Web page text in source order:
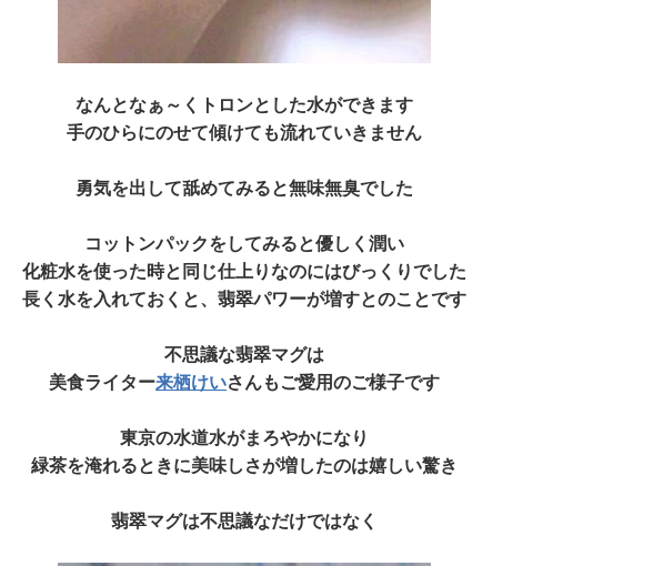
なんとなぁ～くトロンとした水ができます
手のひらにのせて傾けても流れていきません
勇気を出して舐めてみると無味無臭でした
コットンパックをしてみると優しく潤い
化粧水を使った時と同じ仕上りなのにはびっくりでした
長く水を入れておくと、翡翠パワーが増すとのことです
不思議な翡翠マグは
美食ライター来栖けいさんもご愛用のご様子です
東京の水道水がまろやかになり
緑茶を淹れるときに美味しさが増したのは嬉しい驚き
翡翠マグは不思議なだけではなく